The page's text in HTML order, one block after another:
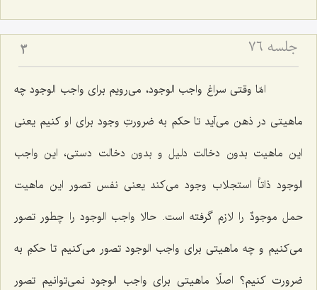
جلسه ۷۶ 3
امّا وقتى سراغ واجب الوجود، مى‌رویم براى واجب الوجود چه
ماهیتى در ذهن مى‌آید تا حكم به ضرورتِ وجود براى او كنیم یعنى
این ماهیت بدون دخالت دلیل و بدون دخالت دستى، این واجب
الوجود ذاتاً استجلاب وجود مى‌كند یعنى نفس تصور این ماهیت
حمل موجودٌ را لازم گرفته است. حالا واجب الوجود را چطور تصور
مى‌كنیم و چه ماهیتى براى واجب الوجود تصور مى‌كنیم تا حكمِ به
ضرورت كنیم؟ اصلًا ماهیتى براى واجب الوجود نمى‌توانیم تصور